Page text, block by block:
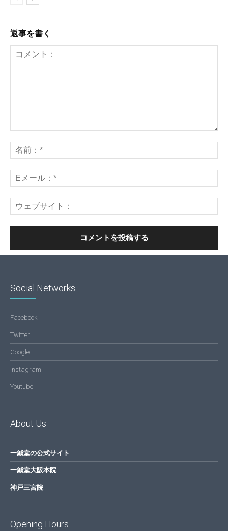
返事を書く
Social Networks
Facebook
Twitter
Google +
Instagram
Youtube
About Us
一鍼堂の公式サイト
一鍼堂大阪本院
神戸三宮院
Opening Hours